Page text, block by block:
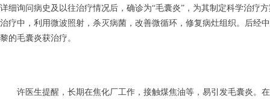
详细询问病史及以往治疗情况后，确诊为“毛囊炎”，为其制定科学治疗
治疗中，利用微波照射，杀灭病菌，改善微循环，修复病灶组织。后经
黎的毛囊炎获治疗。
许医生提醒，长期在焦化厂工作，接触煤焦油等，易引发毛囊炎。